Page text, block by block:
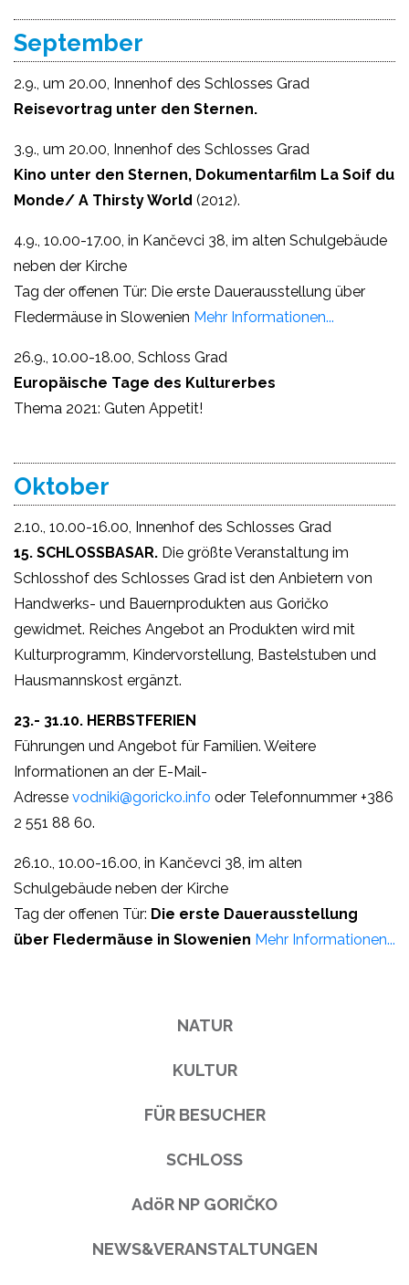
September
2.9., um 20.00, Innenhof des Schlosses Grad
Reisevortrag unter den Sternen.
3.9., um 20.00, Innenhof des Schlosses Grad
Kino unter den Sternen, Dokumentarfilm La Soif du
Monde/ A Thirsty World (2012).
4.9., 10.00-17.00, in Kančevci 38, im alten Schulgebäude
neben der Kirche
Tag der offenen Tür: Die erste Dauerausstellung über
Fledermäuse in Slowenien Mehr Informationen...
26.9., 10.00-18.00, Schloss Grad
Europäische Tage des Kulturerbes
Thema 2021: Guten Appetit!
Oktober
2.10., 10.00-16.00, Innenhof des Schlosses Grad
15. SCHLOSSBASAR. Die größte Veranstaltung im
Schlosshof des Schlosses Grad ist den Anbietern von
Handwerks- und Bauernprodukten aus Goričko
gewidmet. Reiches Angebot an Produkten wird mit
Kulturprogramm, Kindervorstellung, Bastelstuben und
Hausmannskost ergänzt.
23.- 31.10. HERBSTFERIEN
Führungen und Angebot für Familien. Weitere
Informationen an der E-Mail-
Adresse vodniki@goricko.info oder Telefonnummer +386
2 551 88 60.
26.10., 10.00-16.00, in Kančevci 38, im alten
Schulgebäude neben der Kirche
Tag der offenen Tür: Die erste Dauerausstellung
über Fledermäuse in Slowenien Mehr Informationen...
NATUR
KULTUR
FÜR BESUCHER
SCHLOSS
AdöR NP GORIČKO
NEWS&VERANSTALTUNGEN